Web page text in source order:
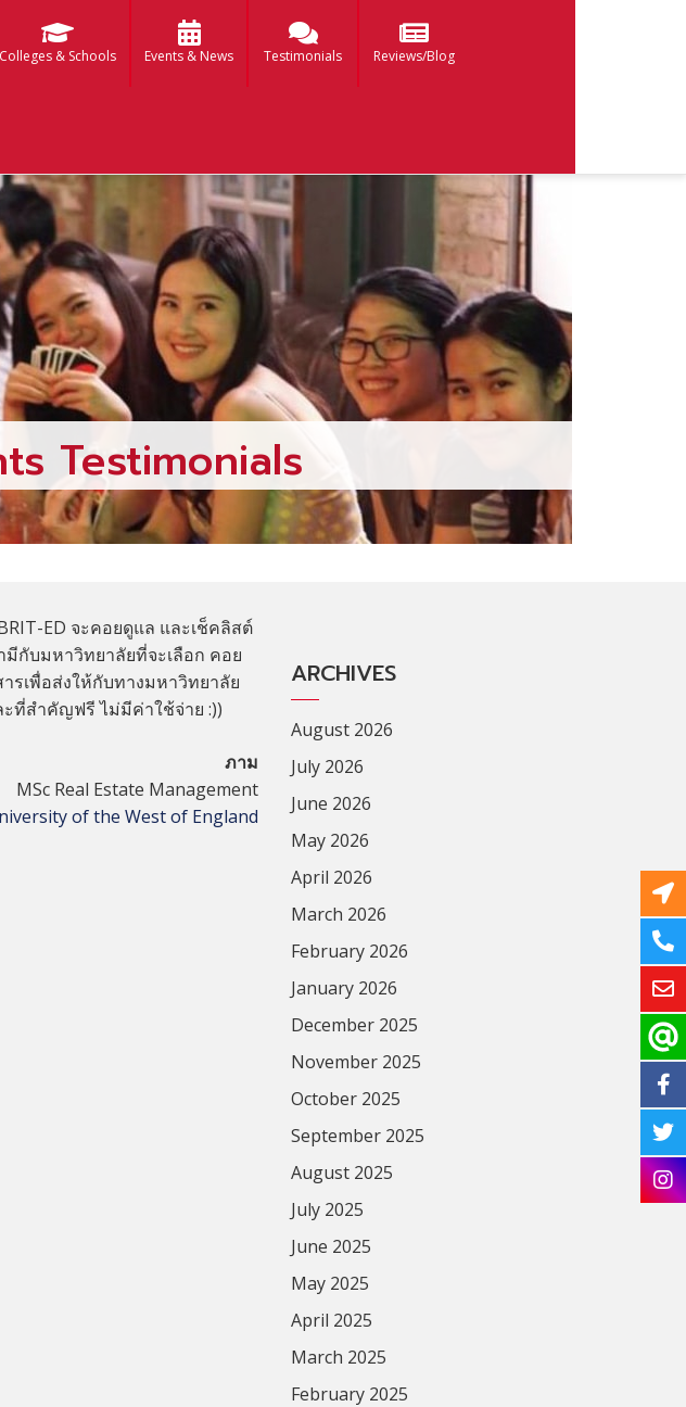
Colleges & Schools Events & News Testimonials Reviews/Blog
Testimonials
ED จะคอยดูแล และเช็คลิสต์
ามีกับมหาวิทยาลัยที่จะเลือก คอย
รเพื่อส่งให้กับทางมหาวิทยาลัย
ะที่สำคัญฟรี ไม่มีค่าใช้จ่าย :))
ภาม
MSc Real Estate Management
of the West of England
ARCHIVES
August 2026
July 2026
June 2026
May 2026
April 2026
March 2026
February 2026
January 2026
December 2025
November 2025
October 2025
September 2025
August 2025
July 2025
June 2025
May 2025
April 2025
March 2025
February 2025